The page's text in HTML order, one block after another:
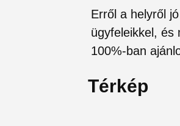
Erről a helyről
ügyfeleikkel, és
100%-ban
Térkép